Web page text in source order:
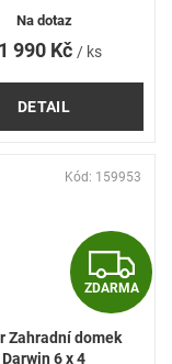
990 Kč / ks
DETAIL
a zcela
Na dotaz
Z
D
ZDARMA
Zahradní domek
Darwin 6 x 4
Kód: 159953